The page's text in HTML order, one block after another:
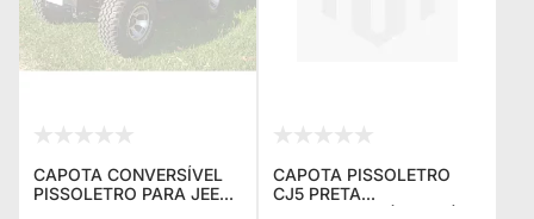
CAPOTA CONVERSÍVEL
PISSOLETRO PARA JEEP
CAPOTA PISSOLETRO
CJ5 PRETA
CONVERSIVEL(USADA)